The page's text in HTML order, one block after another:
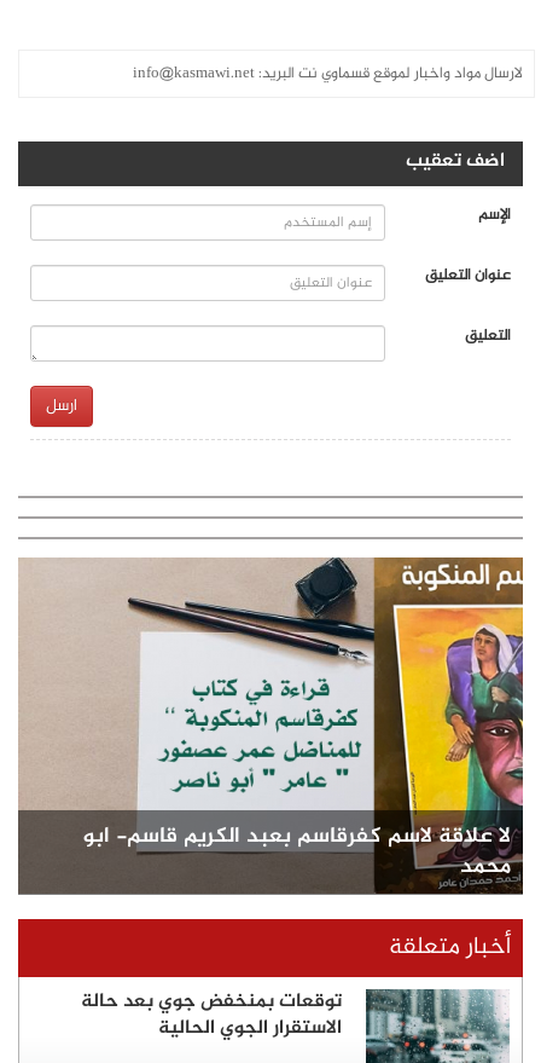
لموقع قسماوي نت البريد:info@kasmawi.net
لاسم كفرقاسم بعبد الكريم قاسم- ابو
توقعات بمنخفض جوي بعد حالة
الاستقرار الجوي الحالية